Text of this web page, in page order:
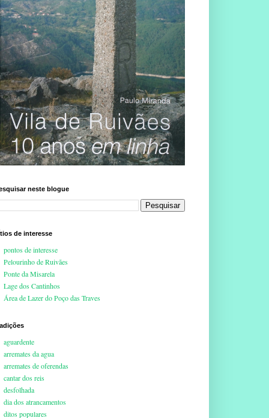
neste blogue
de interesse
pontos de interesse
Pelourinho de Ruivães
Ponte da Misarela
Lage dos Cantinhos
Área de Lazer do Poço das Traves
aguardente
arremates da agua
arremates de oferendas
cantar dos reis
desfolhada
dia dos atrancamentos
ditos populares